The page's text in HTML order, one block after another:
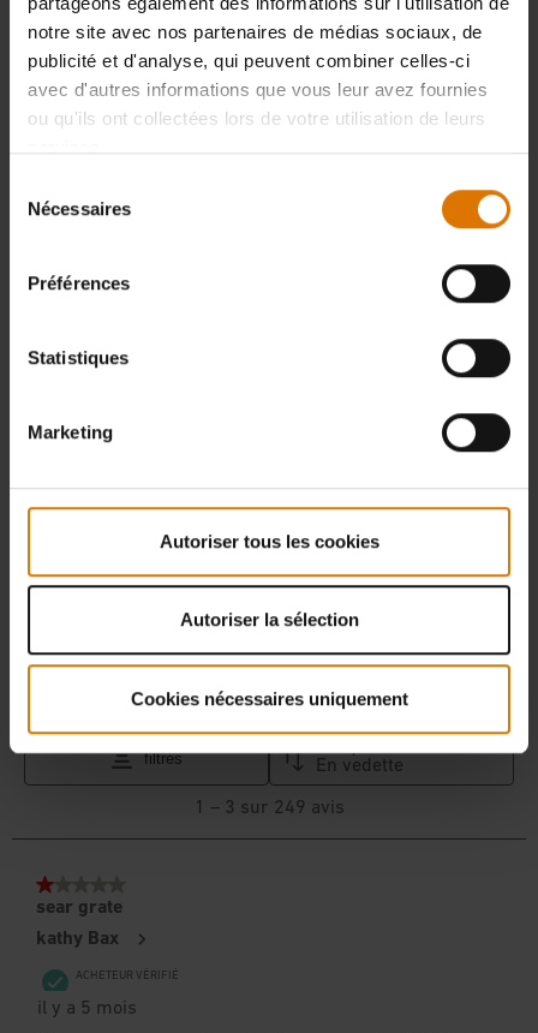
notre site avec nos partenaires de médias sociaux, de
publicité et d'analyse, qui peuvent combiner celles-ci
avec d'autres informations que vous leur avez fournies
ou qu'ils ont collectées lors de votre utilisation de leurs
Nécessaires
Préférences
Statistiques
Marketing
Autoriser tous les cookies
Autoriser la sélection
Cookies nécessaires uniquement